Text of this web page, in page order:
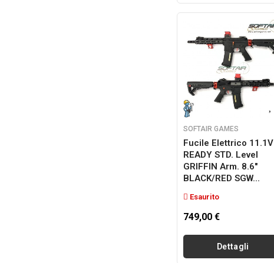
SOFTAIR GAMES
Fucile Elettrico 11.1V
READY STD. Level
GRIFFIN Arm. 8.6"
BLACK/RED SGW...
Esaurito
749,00 €
Dettagli